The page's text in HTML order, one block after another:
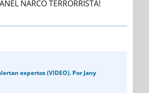
NARCO TERRORRISTA!
expertos (VIDEO). Por Jany